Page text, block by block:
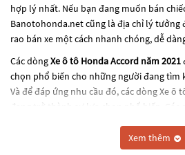
hợp lý nhất. Nếu bạn đang muốn bán
Banotohonda.net cũng là địa chỉ lý tưởng
rao bán xe một cách nhanh chóng, dễ
Các dòngXe ô tô Honda Accord năm 2021
chọn phổ biến cho những người đang tìm
Và để đáp ứng nhu cầu đó, các dòngXe ô
đang trở thành sự lựa chọn phổ biến. Các
là các dòng xe mới với thiết kế hiện đại và
Xe ô tô Honda Accord năm 2021này
Xem thêm